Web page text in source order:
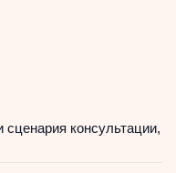
консультации,